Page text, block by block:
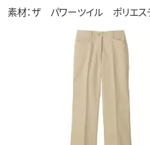
素材：ザ パワーツイル ポリエ